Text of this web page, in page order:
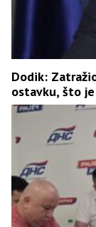
Dodik:
ostavku, što